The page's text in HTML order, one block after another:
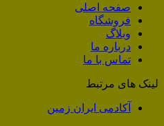
صفحه اصلی
فروشگاه
وبلاگ
درباره ما
تماس با ما
لینک های مرتبط
آکادمی ایران زمین